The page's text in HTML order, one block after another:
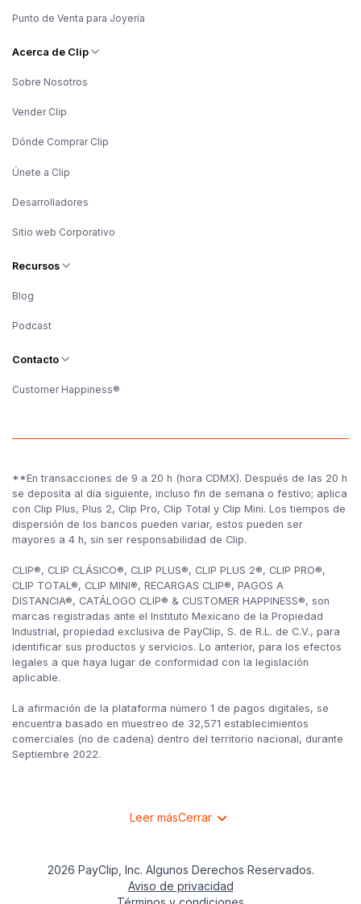
Punto de Venta para Joyería
Acerca de Clip
Sobre Nosotros
Vender Clip
Dónde Comprar Clip
Únete a Clip
Desarrolladores
Sitio web Corporativo
Recursos
Blog
Podcast
Contacto
Customer Happiness®
**En transacciones de 9 a 20 h (hora CDMX). Después de las 20 h
se deposita al día siguiente, incluso fin de semana o festivo; aplica
con Clip Plus, Plus 2, Clip Pro, Clip Total y Clip Mini. Los tiempos de
dispersión de los bancos pueden variar, estos pueden ser
mayores a 4 h, sin ser responsabilidad de Clip.
CLIP®, CLIP CLÁSICO®, CLIP PLUS®, CLIP PLUS 2®, CLIP PRO®,
CLIP TOTAL®, CLIP MINI®, RECARGAS CLIP®, PAGOS A
DISTANCIA®, CATÁLOGO CLIP® & CUSTOMER HAPPINESS®, son
marcas registradas ante el Instituto Mexicano de la Propiedad
Industrial, propiedad exclusiva de PayClip, S. de R.L. de C.V., para
identificar sus productos y servicios. Lo anterior, para los efectos
legales a que haya lugar de conformidad con la legislación
aplicable.
La afirmación de la plataforma número 1 de pagos digitales, se
encuentra basado en muestreo de 32,571 establecimientos
comerciales (no de cadena) dentro del territorio nacional, durante
Septiembre 2022.
Leer másCerrar
2026 PayClip, Inc. Algunos Derechos Reservados.
Aviso de privacidad